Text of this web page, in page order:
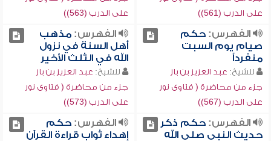
على الدرب (561))
على الدرب (563))
الفهرس:حكم
صيام يوم السبت
منفرداً
للشيخ: عبد العزيز بن باز
جزء من محاضرة ( فتاوى نور
على الدرب (567))
الفهرس:مذهب
أهل السنة في نزول
الله في الثلث الأخير
للشيخ: عبد العزيز بن باز
جزء من محاضرة ( فتاوى نور
على الدرب (573))
الفهرس:حكم ذكر
حديث النبي صلى الله
الفهرس:حكم
إهداء ثواب قراءة القرآن